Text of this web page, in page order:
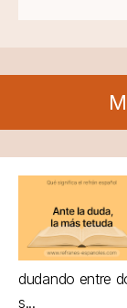
dudando entre
s...